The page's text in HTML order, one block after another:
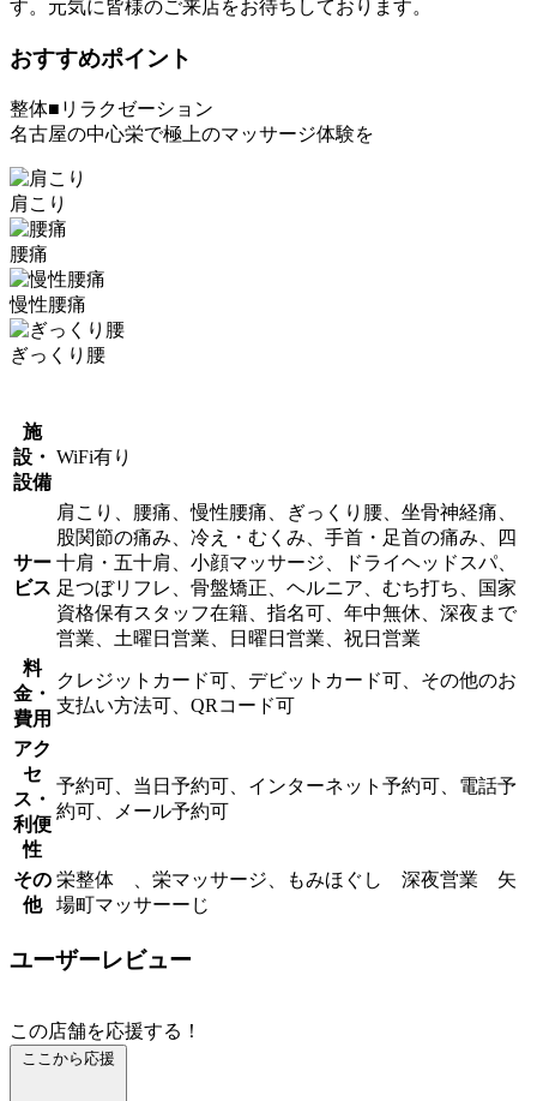
す。元気に皆様のご来店をお待ちしております。
おすすめポイント
整体■リラクゼーション
名古屋の中心栄で極上のマッサージ体験を
肩こり
腰痛
慢性腰痛
ぎっくり腰
施
設・
設備
WiFi有り
サー
ビス
肩こり、腰痛、慢性腰痛、ぎっくり腰、坐骨神経痛、
股関節の痛み、冷え・むくみ、手首・足首の痛み、四
十肩・五十肩、小顔マッサージ、ドライヘッドスパ、
足つぼリフレ、骨盤矯正、ヘルニア、むち打ち、国家
資格保有スタッフ在籍、指名可、年中無休、深夜まで
営業、土曜日営業、日曜日営業、祝日営業
料
金・
費用
クレジットカード可、デビットカード可、その他のお
支払い方法可、QRコード可
アク
セ
ス・
利便
性
予約可、当日予約可、インターネット予約可、電話予
約可、メール予約可
その
他
栄整体 、栄マッサージ、もみほぐし 深夜営業 矢
場町マッサーーじ
ユーザーレビュー
この店舗を応援する！
ここから応援